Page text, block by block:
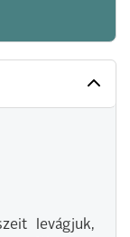
levágjuk,